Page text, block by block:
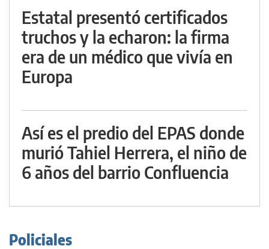
Estatal presentó certificados
truchos y la echaron: la firma
era de un médico que vivía en
Europa
Así es el predio del EPAS donde
murió Tahiel Herrera, el niño de
6 años del barrio Confluencia
Policiales